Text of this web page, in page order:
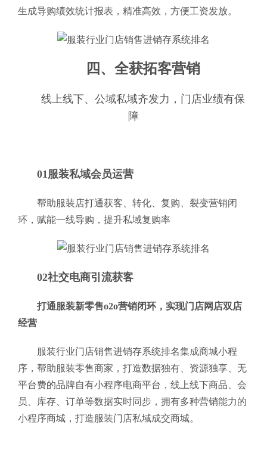
生成导购绩效统计报表，精准高效，方便工资发放。
四、全获拓客营销
线上线下、公域私域齐发力，门店业绩有保
障
01服装私域会员运营
帮助服装店打通获客、转化、复购、裂变营销闭
环，赋能一线导购，提升私域复购率
02社交电商引流获客
打通服装新零售o2o营销闭环，实现门店网店双店
经营
服装行业门店销售进销存系统排名集成商城小程
序，帮助服装零售商家，打造数据独有、资源独享、无
平台费的品牌自有小程序电商平台，线上线下商品、会
员、库存、订单等数据实时同步，拥有多种营销能力的
小程序商城，打造服装门店私域成交商城。